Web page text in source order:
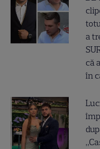
a
că
în